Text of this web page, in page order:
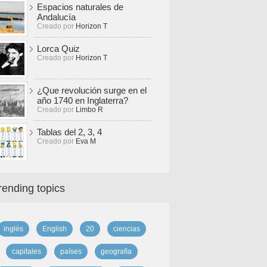
Espacios naturales de
Andalucía
Creado por Horizon T
Lorca Quiz
Creado por Horizon T
¿Que revolución surge en el
año 1740 en Inglaterra?
Creado por Limbo R
Tablas del 2, 3, 4
Creado por Eva M
topics
inglés English 20 ciencias
capitales países geografía